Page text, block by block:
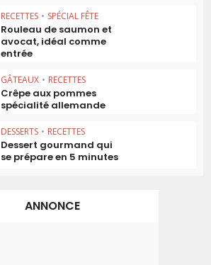
RECETTES • SPÉCIAL FÊTE
Rouleau de saumon et
avocat, idéal comme
entrée
GÂTEAUX • RECETTES
Crêpe aux pommes
spécialité allemande
DESSERTS • RECETTES
Dessert gourmand qui
se prépare en 5 minutes
ANNONCE